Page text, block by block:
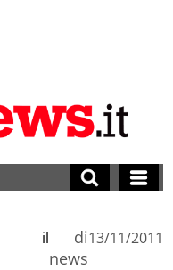
di
news
il 13/11/2011